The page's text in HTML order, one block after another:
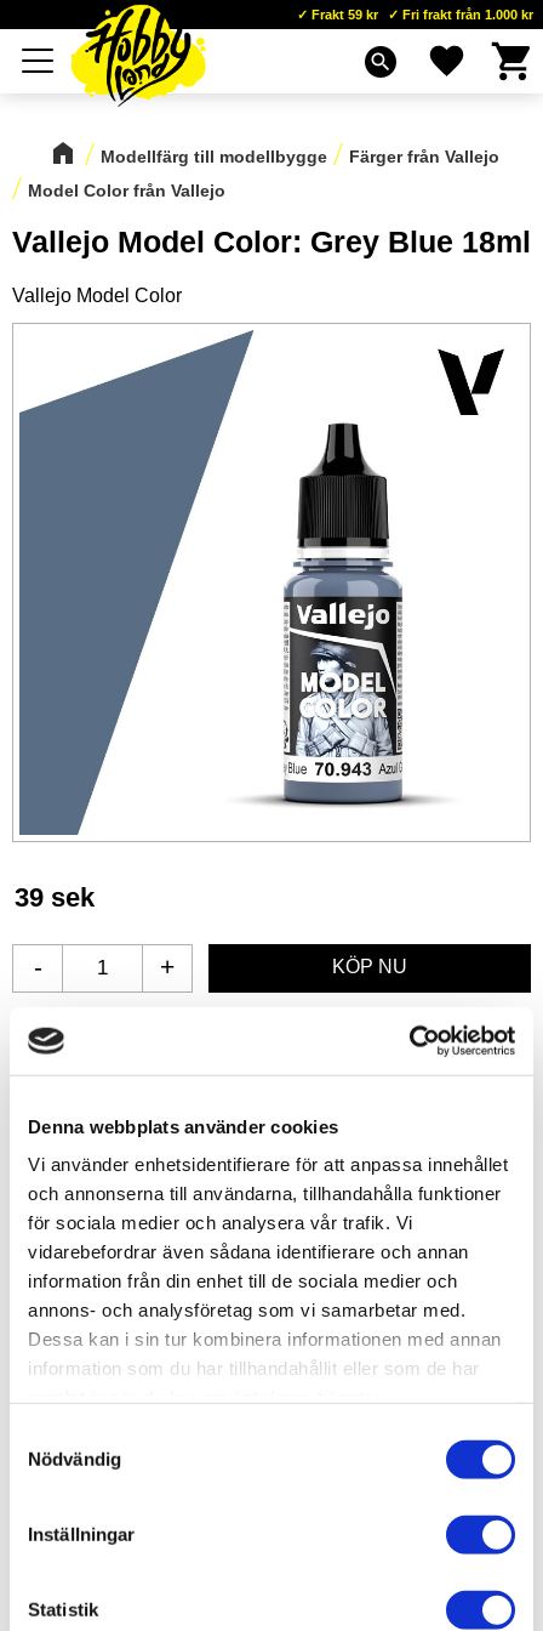
Denna webbplats använder cookies
Vi använder enhetsidentifierare för att anpassa innehållet
och annonserna till användarna, tillhandahålla funktioner
för sociala medier och analysera vår trafik. Vi
vidarebefordrar även sådana identifierare och annan
information från din enhet till de sociala medier och
annons- och analysföretag som vi samarbetar med.
Dessa kan i sin tur kombinera informationen med annan
information som du har tillhandahållit eller som de har
Nödvändig
Inställningar
Statistik
Meny
Frakt 59 kr Fri frakt från 1.000 kr
search Favoriter
Modellfärg till modellbygge
Färger från Vallejo
Model Color från Vallejo
Vallejo Model Color: Grey Blue 18ml
Vallejo Model Color
39 sek
+
-
Lägg till i favoriter
Artikelnr
Vallejo har tagit fram en ny formulering som kommer att
överraska dig med sin fantastiska penselvänlighet,
utmärkta täckförmåga och suveräna matta finish.
bevarar även de minsta detaljerna på din modell.
Vallejo rekommenderar därför att applicera dem på en
Förpackning: Model Color levereras i flaskor om 18
färgen avdunstar eller torkar i behållaren, vilket gör att